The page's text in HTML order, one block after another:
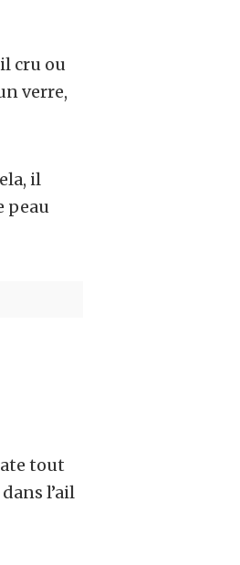
cru ou
verre,
il
peau
tout
l’ail